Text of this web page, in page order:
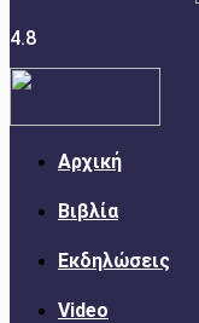
4.8
Αρχική
Βιβλία
Εκδηλώσεις
Video